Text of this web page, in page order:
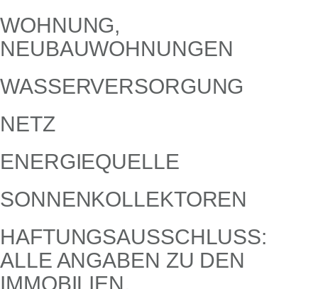
WOHNUNG,
NEUBAUWOHNUNGEN
WASSERVERSORGUNG
NETZ
ENERGIEQUELLE
SONNENKOLLEKTOREN
HAFTUNGSAUSSCHLUSS:
ALLE ANGABEN ZU DEN
IMMOBILIEN,